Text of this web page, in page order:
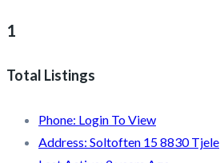
1
Total Listings
Phone: Login To View
Address: Soltoften 15 8830 Tjele